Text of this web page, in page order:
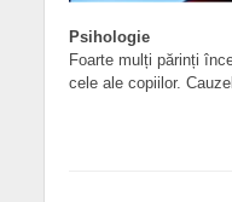
Psihologie
Foarte mulți părinți
cele ale copiilor.